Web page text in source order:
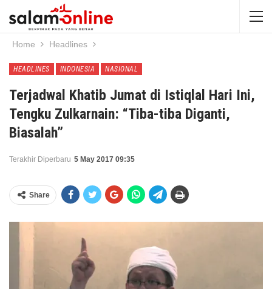
Home Headlines
HEADLINES INDONESIA NASIONAL
Terjadwal Khatib Jumat di Istiqlal Hari Ini,
Tengku Zulkarnain: “Tiba-tiba Diganti,
Biasalah”
Terakhir Diperbaru 5 May 2017 09:35
Share